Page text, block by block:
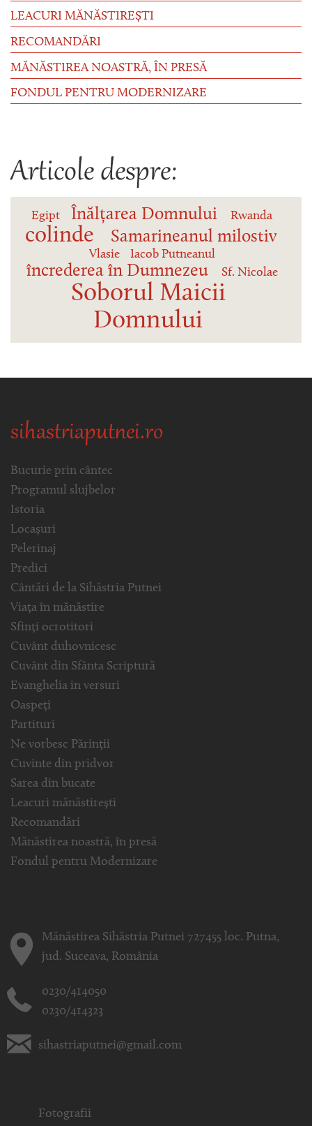
LEACURI MĂNĂSTIREȘTI
RECOMANDĂRI
MĂNĂSTIREA NOASTRĂ, ÎN PRESĂ
FONDUL PENTRU MODERNIZARE
Articole despre:
Egipt Înălțarea Domnului Rwanda
colinde Samarineanul milostiv
Vlasie Iacob Putneanul
încrederea în Dumnezeu Sf. Nicolae
Soborul Maicii
Domnului
sihastriaputnei.ro
Bucurie prin cântec
Programul slujbelor
Istoria
Locașuri
Pelerinaj
Predici
Cântări de la Sihăstria Putnei
Viața în mănăstire
Sfinți ocrotitori
Cuvânt duhovnicesc
Cuvânt din Sfânta Scriptură
Evanghelia in versuri
Oaspeți
Partituri
Ne vorbesc Părinții
Cuvinte din pridvor
Sarea din bucate
Leacuri mănăstirești
Recomandări
Mănăstirea noastră, în presă
Fondul pentru Modernizare
Mănăstirea Sihăstria Putnei 727455 loc. Putna,
jud. Suceava, România
0230/414050
0230/414323
sihastriaputnei@gmail.com
Fotografii